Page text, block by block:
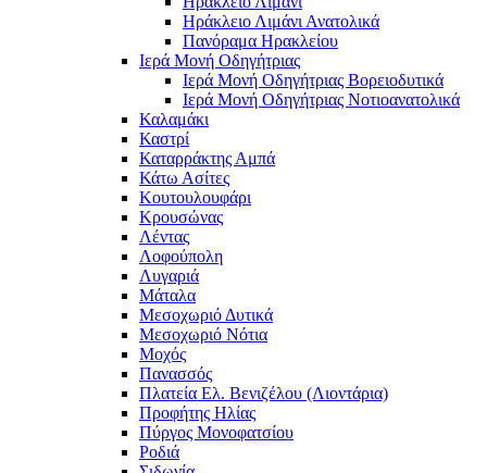
Ηράκλειο Λιμάνι Ανατολικά
Πανόραμα Ηρακλείου
Ιερά Μονή Οδηγήτριας
Ιερά Μονή Οδηγήτριας Βορειοδυτικά
Ιερά Μονή Οδηγήτριας Νοτιοανατολικά
Καλαμάκι
Καστρί
Καταρράκτης Αμπά
Κάτω Ασίτες
Κουτουλουφάρι
Κρουσώνας
Λέντας
Λοφούπολη
Λυγαριά
Μάταλα
Μεσοχωριό Δυτικά
Μεσοχωριό Νότια
Μοχός
Πανασσός
Πλατεία Ελ. Βενιζέλου (Λιοντάρια)
Προφήτης Ηλίας
Πύργος Μονοφατσίου
Ροδιά